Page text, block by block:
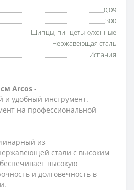
0,09
300
Щипцы, пинцеты кухонные
Нержавеющая сталь
Испания
Arcos -
и удобный инструмент.
на профессиональной
из
стали с высоким
высокую
и долговечность в